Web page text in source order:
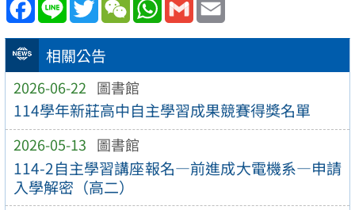
相關公告
2026-06-22 圖書館
114學年新莊高中自主學習成果競賽得獎名單
2026-05-13 圖書館
114-2自主學習講座報名—前進成大電機系—申請
入學解密（高二）